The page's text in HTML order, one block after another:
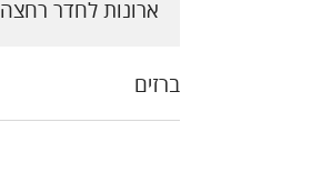
ארונות לחדר רחצה
ברזים